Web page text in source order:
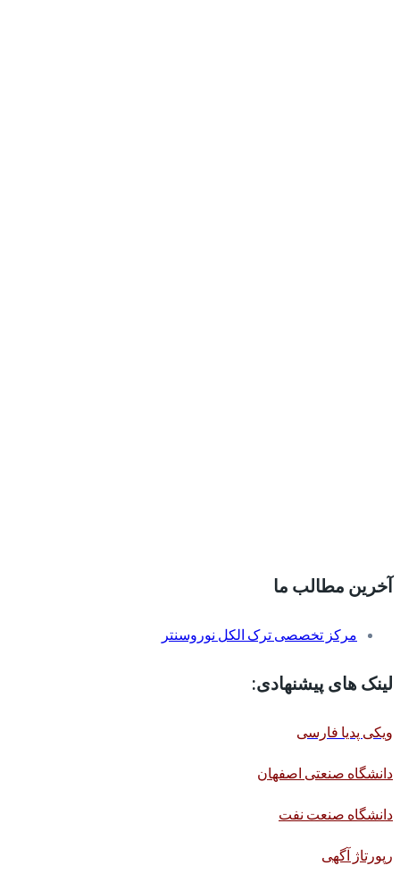
آخرین مطالب ما
مرکز تخصصی ترک الکل نوروسنتر
لینک های پیشنهادی:
ویکی پدیا فارسی
دانشگاه صنعتی اصفهان
دانشگاه صنعت نفت
رپورتاژ آگهی